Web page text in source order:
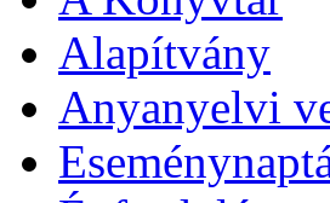
Alapítvány
Anyanyelvi